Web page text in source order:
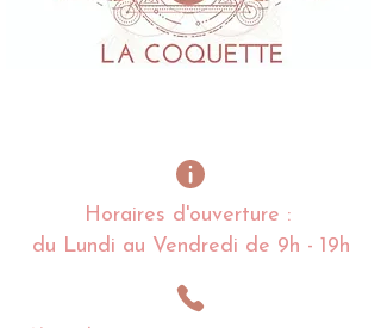
Horaires d'ouverture :
du Lundi au Vendredi de 9h - 19h